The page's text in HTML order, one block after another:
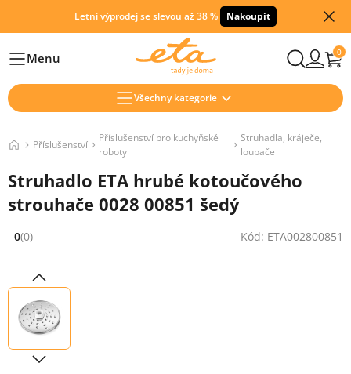
Letní výprodej se slevou až 38 % Nakoupit
HlavníMenu 0
Všechny kategorie
Příslušenství
Příslušenství pro kuchyňské
roboty
Struhadla, kráječe,
loupače
Struhadlo ETA hrubé kotoučového
strouhače 0028 00851 šedý
Hodnocení: 0 z 5 (0 recenzí)
0(0) Kód: ETA002800851